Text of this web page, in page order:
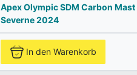
Apex Olympic SDM Carbon Mast
Severne 2024
In den Warenkorb